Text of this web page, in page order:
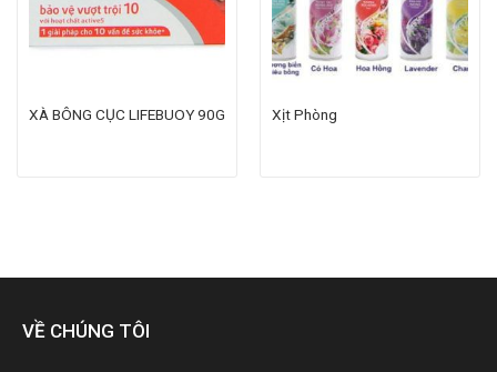
XÀ BÔNG CỤC LIFEBUOY 90G Xịt Phòng
VỀ CHÚNG TÔI